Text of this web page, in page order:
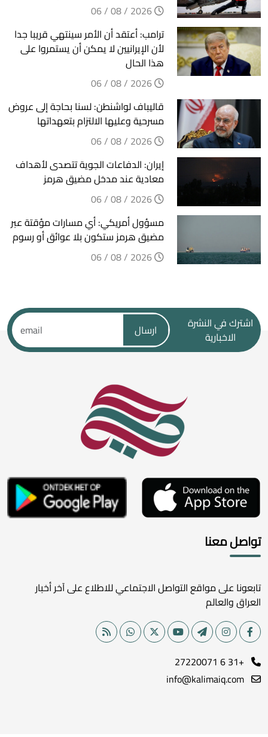
ترامب: أعتقد أن الأمر سينتهي قريبا جدا
لأن الإيرانيين لا يمكن أن يستمروا على
هذا الحال
قاليباف لواشنطن: لسنا بحاجة إلى عروض
مسرحية وعليها الالتزام بتعهداتها
إيران: الدفاعات الجوية تتصدى لأهداف
معادية عند مدخل مضيق هرمز
مسؤول أمريكي: أي مسارات مؤقتة عبر
مضيق هرمز ستكون بلا عوائق أو رسوم
اشترك في النشرة
الاخبارية
ارسال
تواصل معنا
تابعونا على مواقع التواصل الاجتماعي للاطلاع على آخر أخبار
العراق والعالم
+31 6 27220071
info@kalimaiq.com